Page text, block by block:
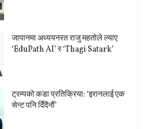
जापानमा अध्ययनरत राजु महतोले ल्याए
‘EduPath AI’ र ‘Thagi Satark’
ट्रम्पको कडा प्रतिक्रिया: ‘इरानलाई एक
सेन्ट पनि दिँदैनौं’